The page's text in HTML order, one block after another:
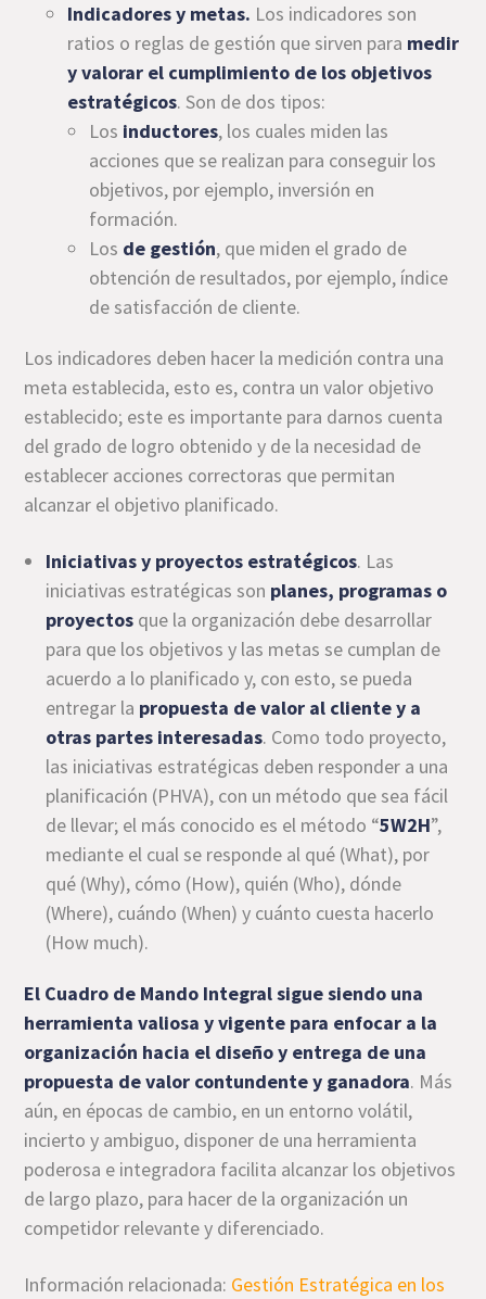
Indicadores y metas. Los indicadores son
ratios o reglas de gestión que sirven para medir
y valorar el cumplimiento de los objetivos
estratégicos. Son de dos tipos:
Los inductores, los cuales miden las
acciones que se realizan para conseguir los
objetivos, por ejemplo, inversión en
formación.
Los de gestión, que miden el grado de
obtención de resultados, por ejemplo, índice
de satisfacción de cliente.
Los indicadores deben hacer la medición contra una
meta establecida, esto es, contra un valor objetivo
establecido; este es importante para darnos cuenta
del grado de logro obtenido y de la necesidad de
establecer acciones correctoras que permitan
alcanzar el objetivo planificado.
Iniciativas y proyectos estratégicos. Las
iniciativas estratégicas son planes, programas o
proyectos que la organización debe desarrollar
para que los objetivos y las metas se cumplan de
acuerdo a lo planificado y, con esto, se pueda
entregar la propuesta de valor al cliente y a
otras partes interesadas. Como todo proyecto,
las iniciativas estratégicas deben responder a una
planificación (PHVA), con un método que sea fácil
de llevar; el más conocido es el método “5W2H”,
mediante el cual se responde al qué (What), por
qué (Why), cómo (How), quién (Who), dónde
(Where), cuándo (When) y cuánto cuesta hacerlo
(How much).
El Cuadro de Mando Integral sigue siendo una
herramienta valiosa y vigente para enfocar a la
organización hacia el diseño y entrega de una
propuesta de valor contundente y ganadora. Más
aún, en épocas de cambio, en un entorno volátil,
incierto y ambiguo, disponer de una herramienta
poderosa e integradora facilita alcanzar los objetivos
de largo plazo, para hacer de la organización un
competidor relevante y diferenciado.
Información relacionada: Gestión Estratégica en los